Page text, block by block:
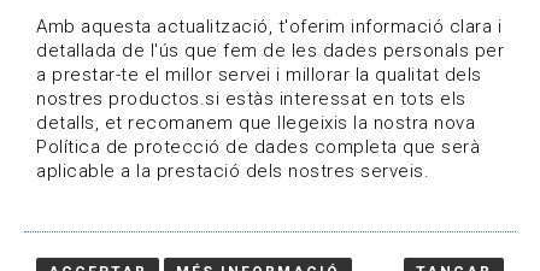
Estigues al dia
Convocatòries, activitats i notícies del sector de la
cultura.
Amb aquesta actualització, t'oferim informació clara i
detallada de l'ús que fem de les dades personals per
a prestar-te el millor servei i millorar la qualitat dels
nostres productos.si estàs interessat en tots els
detalls, et recomanem que llegeixis la nostra nova
Política de protecció de dades completa que serà
aplicable a la prestació dels nostres serveis.